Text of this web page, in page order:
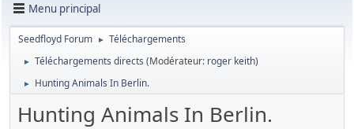
Menu principal
Seedfloyd Forum ► Téléchargements
► Téléchargements directs (Modérateur: roger keith)
► Hunting Animals In Berlin.
Hunting Animals In Berlin.